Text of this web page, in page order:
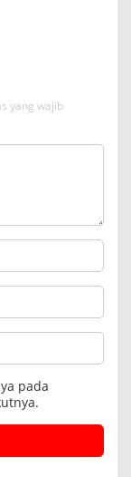
yang wajib
pada